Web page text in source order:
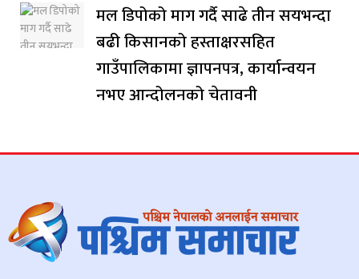
मल डिपोको माग गर्दै साढे तीन सयभन्दा
बढी किसानको हस्ताक्षरसहित
गाउँपालिकामा ज्ञापनपत्र, कार्यान्वयन
नभए आन्दोलनको चेतावनी